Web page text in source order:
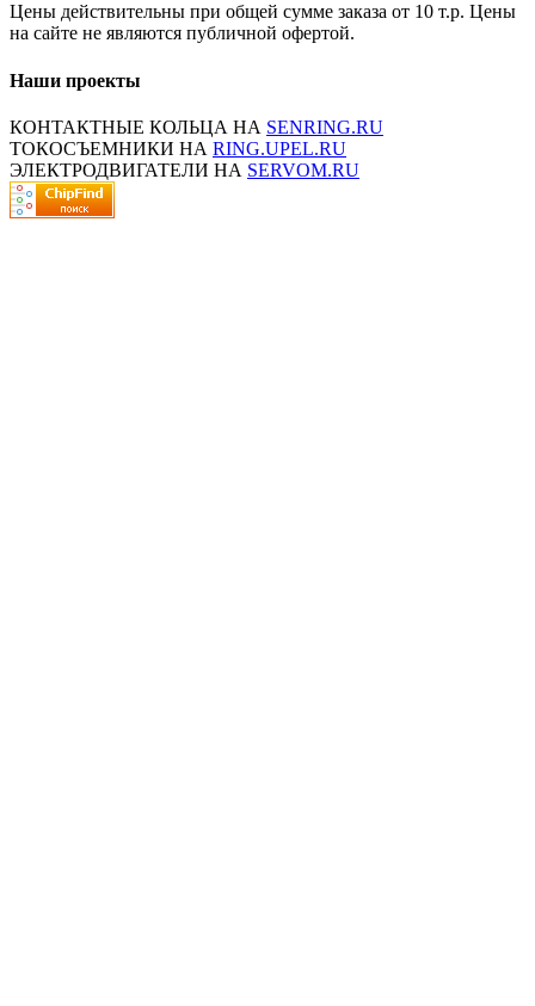
Цены действительны при общей сумме заказа от 10 т.р. Цены
на сайте не являются публичной офертой.
Наши проекты
КОНТАКТНЫЕ КОЛЬЦА НА SENRING.RU
ТОКОСЪЕМНИКИ НА RING.UPEL.RU
ЭЛЕКТРОДВИГАТЕЛИ НА SERVOM.RU